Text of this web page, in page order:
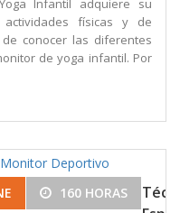
Infantil adquiere su
físicas y de
conocer las diferentes
de yoga infantil. Por
160 HORAS